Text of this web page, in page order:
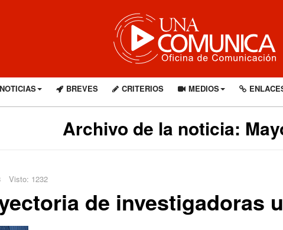
NOTICIAS BREVES CRITERIOS MEDIOS
Archivo de la noticia:
Visto: 1232
de investigadoras